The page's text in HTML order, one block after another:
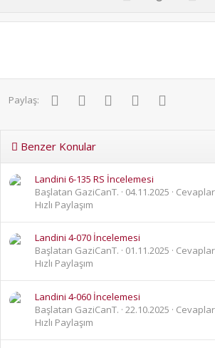
v
e o
Paylaş: FacebookTwitter PinterestWhatsApp
Benzer Konular
Landini 6-135 RS İncelemesi
Başlatan GaziCanT.
04.11.2025
Hızlı Paylaşım
Landini 4-070 İncelemesi
Başlatan GaziCanT.
01.11.2025
Hızlı Paylaşım
Landini 4-060 İncelemesi
Başlatan GaziCanT. 22.10.2025
Hızlı Paylaşım